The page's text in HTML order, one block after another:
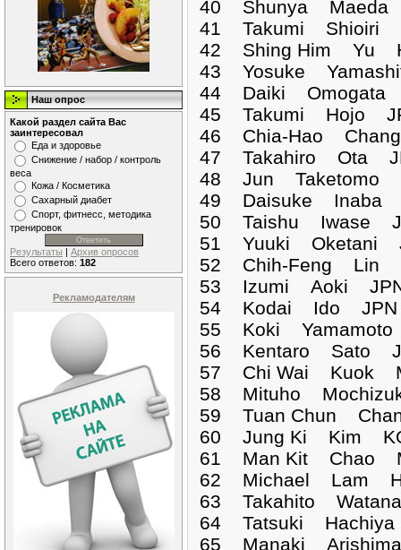
Наш опрос
Какой раздел сайта Вас
заинтересовал
Еда и здоровье
Снижение / набор / контроль
веса
Кожа / Косметика
Сахарный диабет
Спорт, фитнесс, методика
тренировок
Результаты | Архив опросов
Всего ответов: 182
Рекламодателям
40 Shunya Maeda
41 Takumi Shioiri
42 Shing Him Yu
43 Yosuke
44 Daiki Omogata
45 Takumi Hojo
46 Chia-Hao
47 Takahiro Ota
48 Jun Taketomo
49 Daisuke Inaba
50 Taishu Iwase
51 Yuuki Oketani
52 Chih-Feng Lin
53 Izumi Aoki
54 Kodai Ido JPN
55 Koki
56 Kentaro Sato
57 Chi Wai Kuok
58 Mituho
59 Tuan Chun
60 Jung Ki Kim
61 Man Kit Chao
62 Michael Lam
63 Takahito
64 Tatsuki
65 Manaki